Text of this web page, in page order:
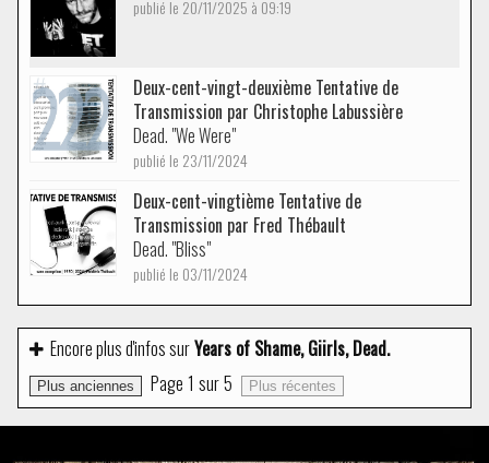
publié le 20/11/2025 à 09:19
Deux-cent-vingt-deuxième Tentative de
Transmission par Christophe Labussière
Dead. "We Were"
publié le 23/11/2024
Deux-cent-vingtième Tentative de
Transmission par Fred Thébault
Dead. "Bliss"
publié le 03/11/2024
Encore plus d'infos surYears of Shame, Giirls, Dead.
Plus anciennes Page 1 sur5 Plus récentes